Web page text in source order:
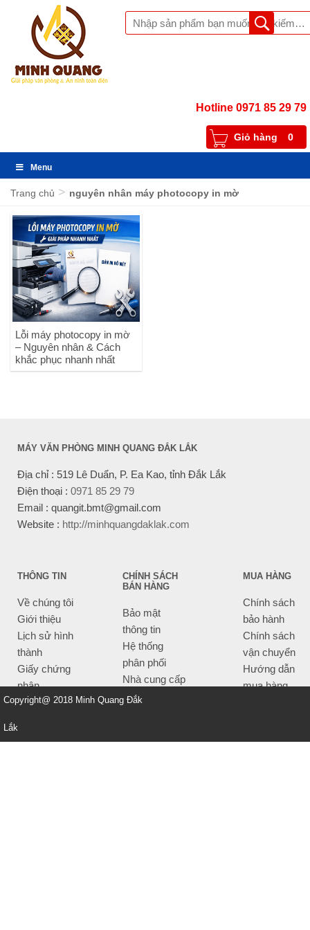
Hotline 0971 85 29 79
Giỏ hàng 0
Menu
Trang chủ > nguyên nhân máy photocopy in mờ
Lỗi máy photocopy in mờ
– Nguyên nhân & Cách
khắc phục nhanh nhất
MÁY VĂN PHÒNG MINH QUANG ĐẮK LẮK
Địa chỉ : 519 Lê Duẩn, P. Ea Kao, tỉnh Đắk Lắk
Điện thoại : 0971 85 29 79
Email : quangit.bmt@gmail.com
Website : http://minhquangdaklak.com
THÔNG TIN
Về chúng tôi
Giới thiệu
Lịch sử hình
thành
Giấy chứng
nhận
CHÍNH SÁCH
BÁN HÀNG
Bảo mật
thông tin
Hệ thống
phân phối
Nhà cung cấp
Tiêu chí bán
MUA HÀNG
Chính sách
bảo hành
Chính sách
vận chuyển
Hướng dẫn
mua hàng
Copyright@ 2018 Minh Quang Đắk
Lắk